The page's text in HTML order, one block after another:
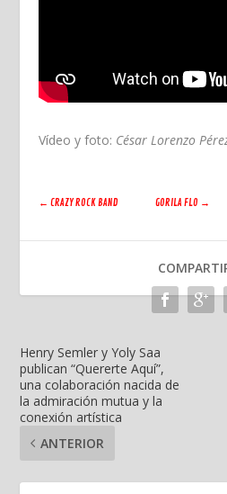
Vídeo y foto: César Lorenzo
← CRAZY ROCK BAND GORILA FLO →
Henry Semler y Yoly Saa
publican “Quererte Aquí”,
una colaboración nacida de
la admiración mutua y la
conexión artística
ANTERIOR